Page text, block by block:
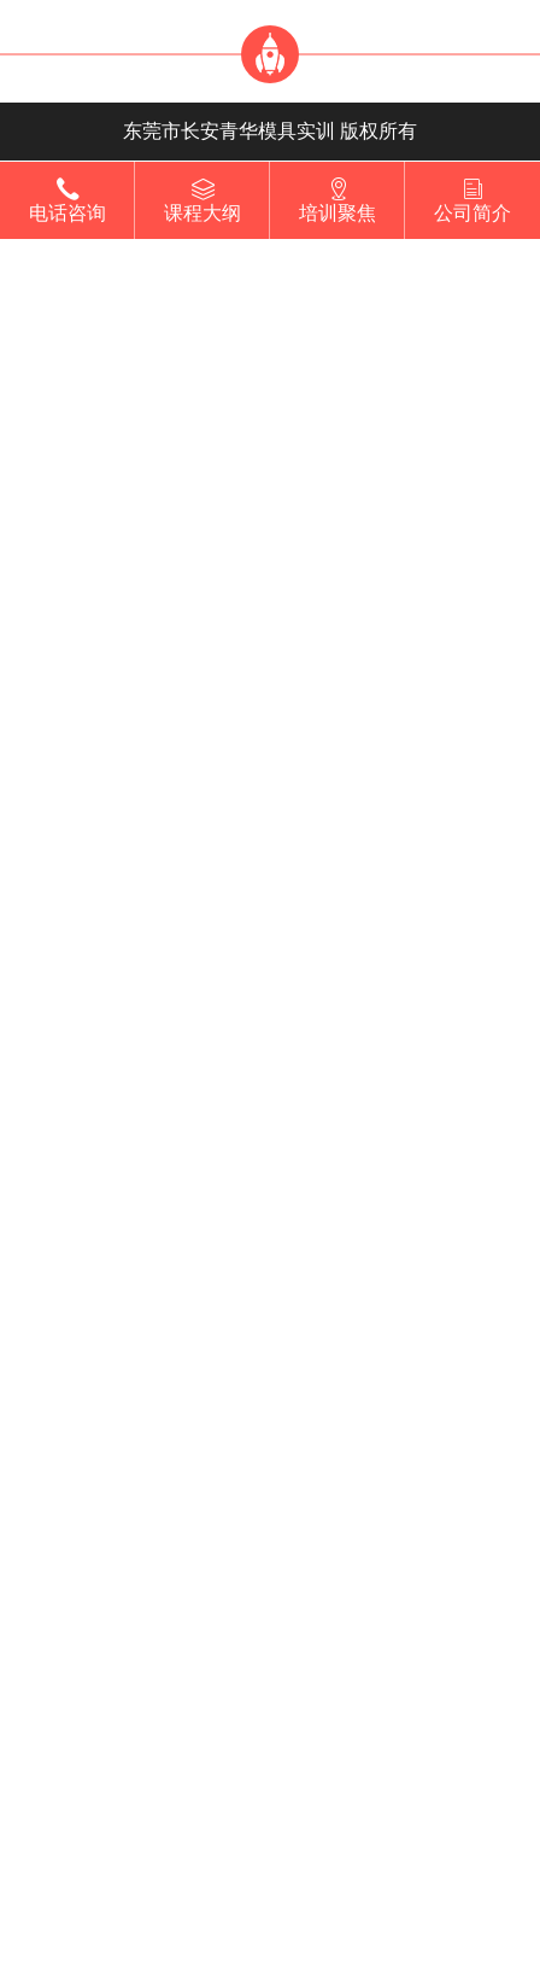
东莞市长安青华模具实训 版权所有
电话咨询 课程大纲 培训聚焦 公司简介